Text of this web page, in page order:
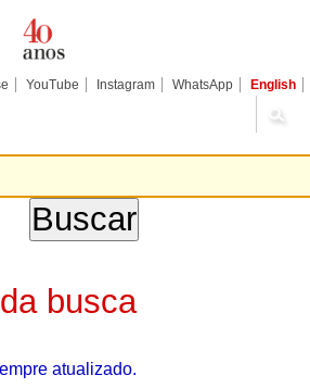
YouTube Instagram WhatsApp English
busca
atualizado.